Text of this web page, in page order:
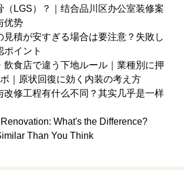
（LGS）？｜结合品川区办公室装修案
优势
見積が安すぎる場合は要注意？失敗し
ポイント
飲食店で違う下地ルール｜業種別に押
｜原状回復に効く内装の考え方
改修工程有什么不同？其实几乎是一样
What's the Difference?
Than You Think